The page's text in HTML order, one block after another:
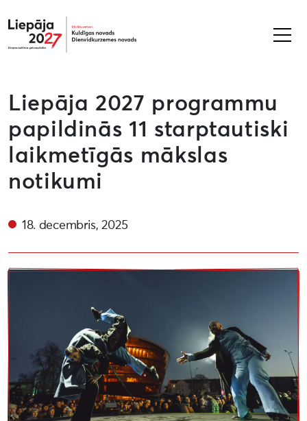
Liepāja2027
Liepāja 2027 programmu
papildinās 11 starptautiski
laikmetīgās mākslas
notikumi
18. decembris, 2025